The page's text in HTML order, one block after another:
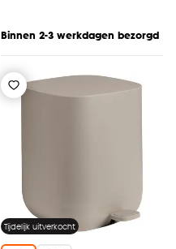
Binnen 2-3 werkdagen bezorgd
Tijdelijk uitverkocht